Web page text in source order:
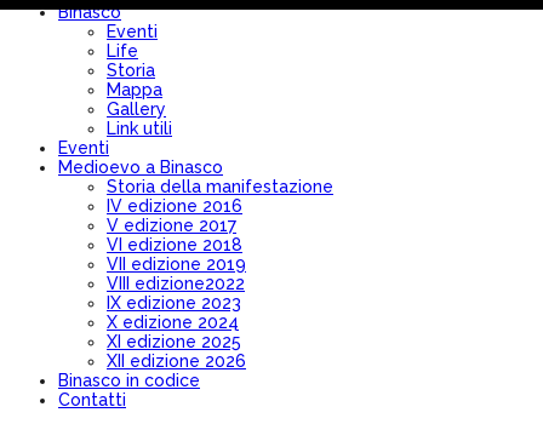
Binasco
Eventi
Life
Storia
Mappa
Gallery
Link utili
Eventi
Medioevo a Binasco
Storia della manifestazione
IV edizione 2016
V edizione 2017
VI edizione 2018
VII edizione 2019
VIII edizione2022
IX edizione 2023
X edizione 2024
XI edizione 2025
XII edizione 2026
Binasco in codice
Contatti